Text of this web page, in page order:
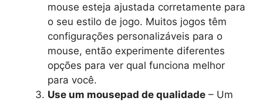
mouse esteja ajustada corretamente para
o seu estilo de jogo. Muitos jogos têm
configurações personalizáveis ​​para o
mouse, então experimente diferentes
opções para ver qual funciona melhor
para você.
Use um mousepad de qualidade – Um